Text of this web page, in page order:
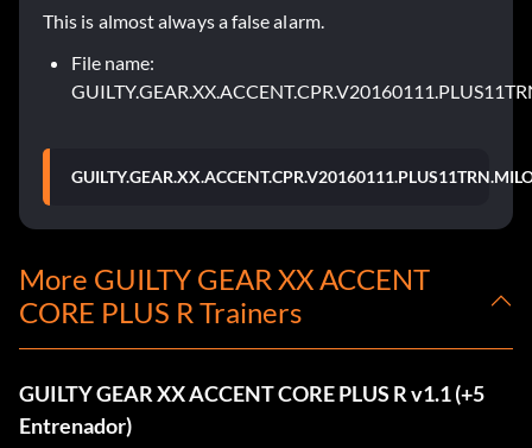
This is almost always a false alarm.
File name:
More GUILTY GEAR XX ACCENT
CORE PLUS R Trainers
GUILTY GEAR XX ACCENT CORE PLUS R v1.1 (+5
Entrenador)